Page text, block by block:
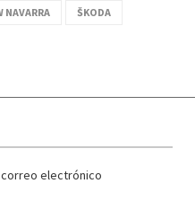
NAVARRA ŠKODA
electrónico